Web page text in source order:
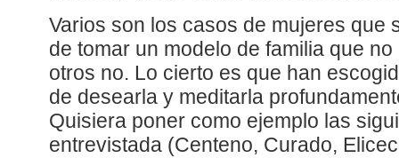
Varios son los casos de mujeres que
de tomar un modelo de familia que
otros no. Lo cierto es que han
de desearla y meditarla
Quisiera poner como ejemplo las
entrevistada (Centeno, Curado,